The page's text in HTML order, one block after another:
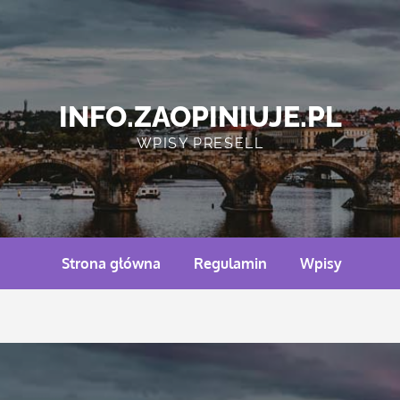
INFO.ZAOPINIUJE.PL
WPISY PRESELL
Strona główna Regulamin Wpisy